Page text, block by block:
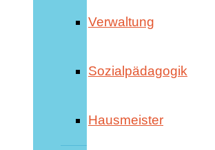
Verwaltung
Sozialpädagogik
Hausmeister